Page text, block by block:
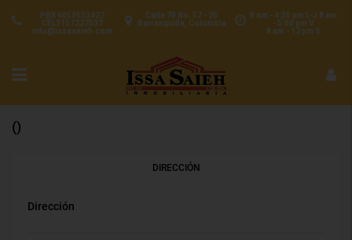
8 am - 4:30 pm L-J 8 am
- 5:00 pm V
8 am - 12 pm S
Calle 70 No. 57 - 25
Barranquilla, Colombia
PBX 6053533427
CEL3157227537
info@issasaieh.com
()
DIRECCIÓN
Dirección